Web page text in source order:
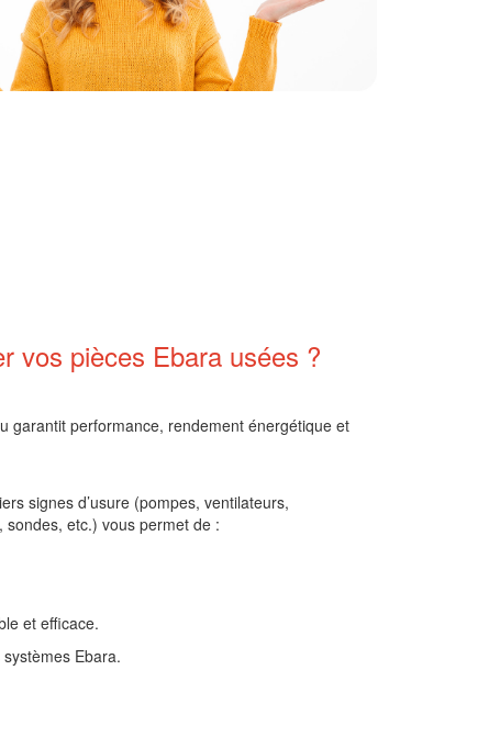
vos pièces Ebara usées ?
garantit performance, rendement énergétique et
signes d’usure (pompes, ventilateurs,
etc.) vous permet de :
et efficace.
Ebara.